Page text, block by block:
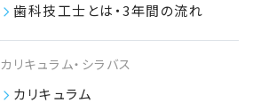
歯科技工士とは・3年間の流れ
カリキュラム・シラバス
カリキュラム